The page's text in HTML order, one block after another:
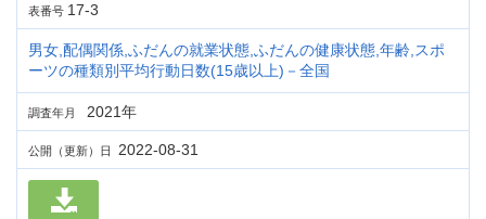
表番号 17-3
男女,配偶関係,ふだんの就業状態,ふだんの健康状態,年齢,スポ
ーツの種類別平均行動日数(15歳以上)－全国
調査年月 2021年
公開（更新）日 2022-08-31